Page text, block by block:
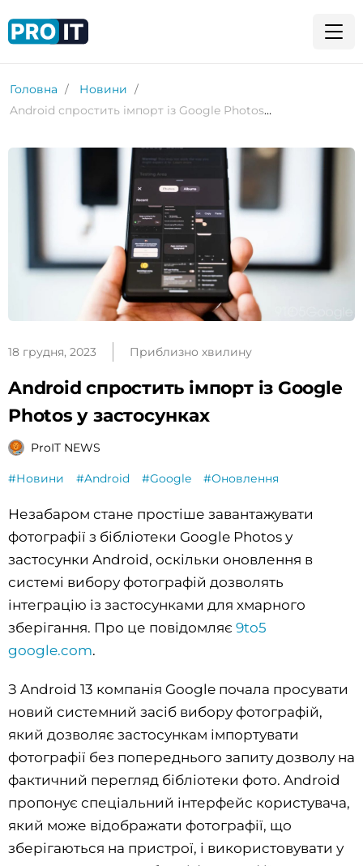
Головна
Новини
Android спростить імпорт із Google Photos у застосунках
18 грудня, 2023 Приблизно хвилину
Android спростить імпорт із Google
Photos у застосунках
ProIT NEWS
#Новини #Android #Google #Оновлення
Незабаром стане простіше завантажувати
фотографії з бібліотеки Google Photos у
застосунки Android, оскільки оновлення в
системі вибору фотографій дозволять
інтеграцію із застосунками для хмарного
зберігання. Про це повідомляє 9to5
google.com.
З Android 13 компанія Google почала просувати
новий системний засіб вибору фотографій,
який дозволяє застосункам імпортувати
фотографії без попереднього запиту дозволу на
фактичний перегляд бібліотеки фото. Android
пропонує спеціальний інтерфейс користувача,
який може відображати фотографії, що
зберігаються на пристрої, і використовувати у